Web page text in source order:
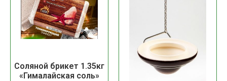
Соляной брикет 1.35кг
«Гималайская соль»